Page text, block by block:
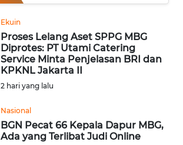
Ekuin
Proses Lelang Aset SPPG MBG
Diprotes: PT Utami Catering
Service Minta Penjelasan BRI dan
KPKNL Jakarta II
2 hari yang lalu
Nasional
BGN Pecat 66 Kepala Dapur MBG,
Ada yang Terlibat Judi Online